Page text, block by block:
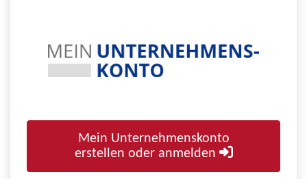
Mein Unternehmenskonto
erstellen oder anmelden